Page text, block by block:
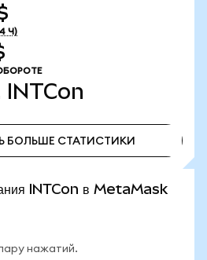
Ч)
INTCon
БОЛЬШЕ СТАТИСТИКИ
INTCon в MetaMask
нажатий.